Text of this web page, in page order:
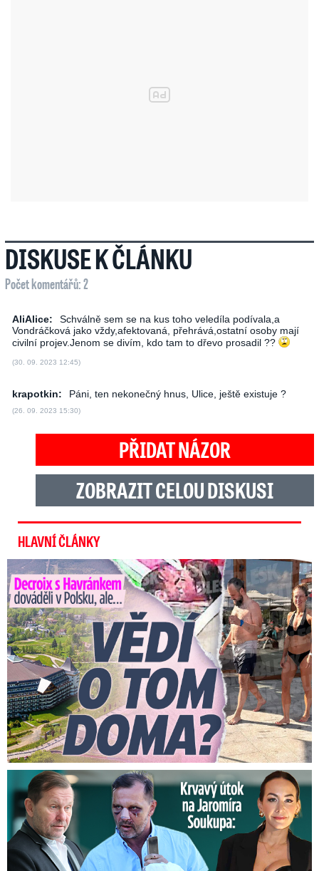
DISKUSE K ČLÁNKU
Počet komentářů: 2
AliAlice:
Schválně sem se na kus toho veledíla podívala,a
Vondráčková jako vždy,afektovaná, přehrává,ostatní osoby mají
civilní projev.Jenom se divím, kdo tam to dřevo prosadil ??
(30. 09. 2023 12:45)
krapotkin: Páni, ten nekonečný hnus, Ulice, ještě existuje ?
(26. 09. 2023 15:30)
PŘIDAT NÁZOR
ZOBRAZIT CELOU DISKUSI
HLAVNÍ ČLÁNKY
Decroix s Havránkem dováděli v Polsku, ale… Vědí o tom doma?
Útok na Jaromíra Soukupa: Reakce Agáty na zmlácení jejího ex